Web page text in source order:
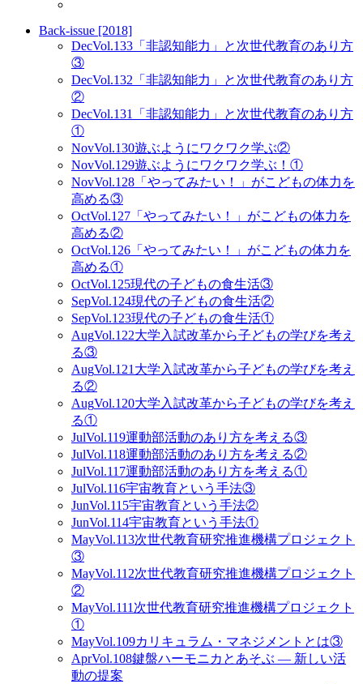
Back-issue [2018]
DecVol.133 「非認知能力」と次世代教育のあり方
③
DecVol.132 「非認知能力」と次世代教育のあり方
②
DecVol.131
「非認知能力」と次世代教育のあり方
①
NovVol.130遊ぶようにワクワク学ぶ②
NovVol.129遊ぶようにワクワク学ぶ！①
NovVol.128 「やってみたい！」がこどもの体力を
高める③
OctVol.127 「やってみたい！」がこどもの体力を
高める②
OctVol.126 「やってみたい！」がこどもの体力を
高める①
OctVol.125現代の子どもの食生活③
SepVol.124現代の子どもの食生活②
SepVol.123現代の子どもの食生活①
AugVol.122大学入試改革から子どもの学びを考え
る③
AugVol.121 大学入試改革から子どもの学びを考え
る②
AugVol.120大学入試改革から子どもの学びを考え
る①
JulVol.119運動部活動のあり方を考える③
JulVol.118運動部活動のあり方を考える②
JulVol.117運動部活動のあり方を考える①
JulVol.116宇宙教育という手法③
JunVol.115宇宙教育という手法②
JunVol.114宇宙教育という手法①
MayVol.113次世代教育研究推進機構プロジェクト
③
MayVol.112次世代教育研究推進機構プロジェクト
②
MayVol.111 次世代教育研究推進機構プロジェクト
①
MayVol.109カリキュラム・マネジメントとは③
AprVol.108鍵盤ハーモニカとあそぶ ― 新しい活
動の提案